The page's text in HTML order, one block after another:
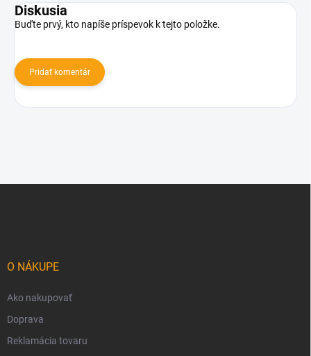
Diskusia
Buďte prvý, kto napíše príspevok k tejto položke.
Pridať komentár
O NÁKUPE
Ako nakupovať
Doprava
Reklamácia tovaru